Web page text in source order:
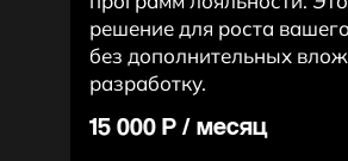
решение для роста
без дополнительных
разработку.
15 000 P / месяц